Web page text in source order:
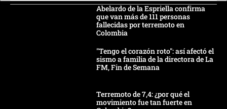
Abelardo de la Espriella confirma
que van más de 111 personas
fallecidas por terremoto en
Colombia
"Tengo el corazón roto": así afectó el
sismo a familia de la directora de La
FM, Fin de Semana
Terremoto de 7,4: ¿por qué el
movimiento fue tan fuerte en